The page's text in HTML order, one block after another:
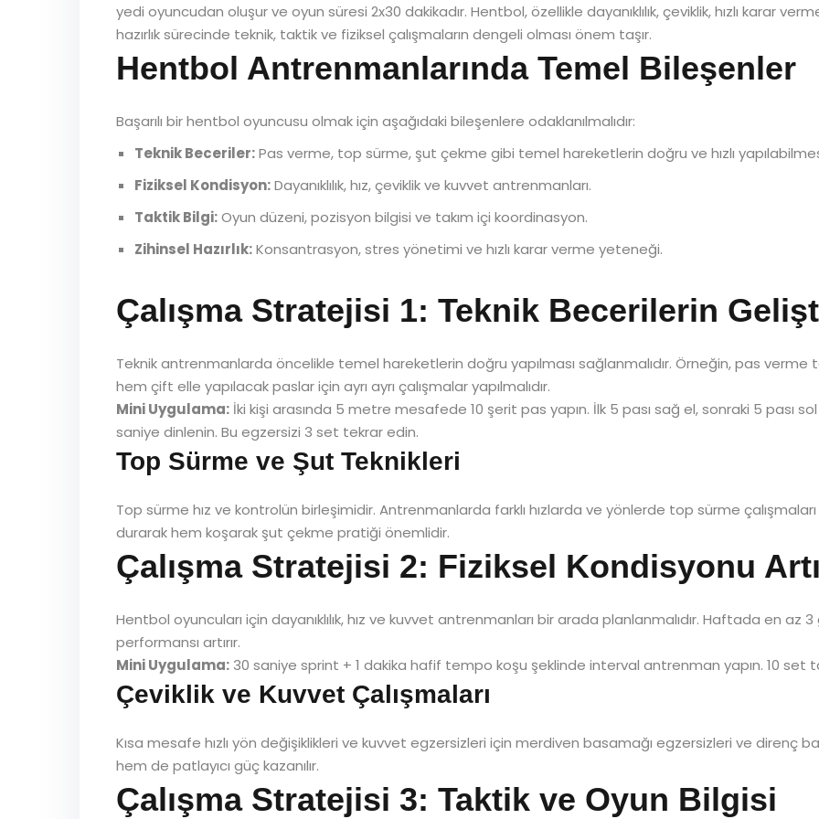
yedi oyuncudan oluşur ve oyun süresi 2x30 dakikadır. Hentbol, özellikle dayanıklılık, çeviklik, hızlı karar
hazırlık sürecinde teknik, taktik ve fiziksel çalışmaların dengeli olması önem taşır.
Hentbol Antrenmanlarında Temel Bileşenler
Başarılı bir hentbol oyuncusu olmak için aşağıdaki bileşenlere odaklanılmalıdır:
Teknik Beceriler:Pas verme, top sürme, şut çekme gibi temel hareketlerin doğru ve hızlı
Fiziksel Kondisyon:Dayanıklılık, hız, çeviklik ve kuvvet antrenmanları.
Taktik Bilgi:Oyun düzeni, pozisyon bilgisi ve takım içi koordinasyon.
Zihinsel Hazırlık:Konsantrasyon, stres yönetimi ve hızlı karar verme yeteneği.
Çalışma Stratejisi 1: Teknik Becerilerin
Teknik antrenmanlarda öncelikle temel hareketlerin doğru yapılması sağlanmalıdır. Örneğin, pas verme
hem çift elle yapılacak paslar için ayrı ayrı çalışmalar yapılmalıdır.
Mini Uygulama: İki kişi arasında 5 metre mesafede 10 şerit pas yapın. İlk 5 pası sağ el, sonraki 5 pası
saniye dinlenin. Bu egzersizi 3 set tekrar edin.
Top Sürme ve Şut Teknikleri
Top sürme hız ve kontrolün birleşimidir. Antrenmanlarda farklı hızlarda ve yönlerde top sürme çalışmaları
durarak hem koşarak şut çekme pratiği önemlidir.
Çalışma Stratejisi 2: Fiziksel Kondisyonu
Hentbol oyuncuları için dayanıklılık, hız ve kuvvet antrenmanları bir arada planlanmalıdır. Haftada en az
performansı artırır.
Mini Uygulama: 30 saniye sprint + 1 dakika hafif tempo koşu şeklinde interval antrenman yapın. 10 set
Çeviklik ve Kuvvet Çalışmaları
Kısa mesafe hızlı yön değişiklikleri ve kuvvet egzersizleri için merdiven basamağı egzersizleri ve direnç
hem de patlayıcı güç kazanılır.
Çalışma Stratejisi 3: Taktik ve Oyun Bilgisi